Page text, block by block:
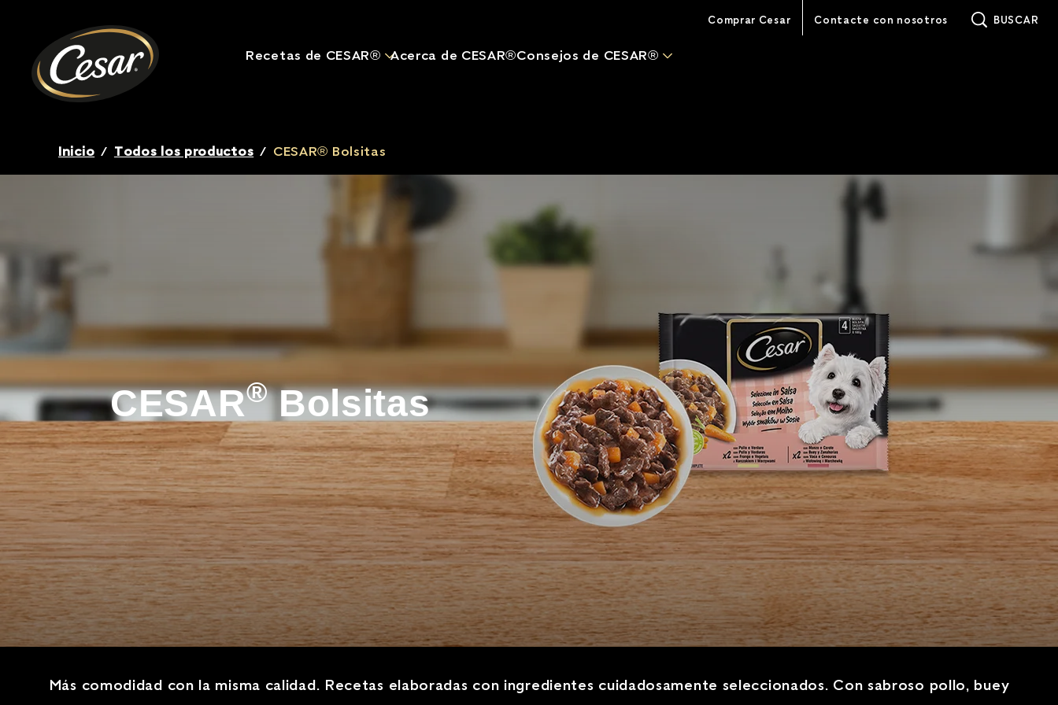
Recetas de CESAR® Acerca de CESAR®Consejos de CESAR®
Comprar Cesar Contacte con nosotros (opens in new
BUSCAR
Breadcrumb
Inicio / Todos los productos / CESAR® Bolsitas
CESAR®Bolsitas
Más comodidad con la misma calidad. Recetas elaboradas con ingredientes cuidadosamente seleccionados. Con sabroso pollo, buey